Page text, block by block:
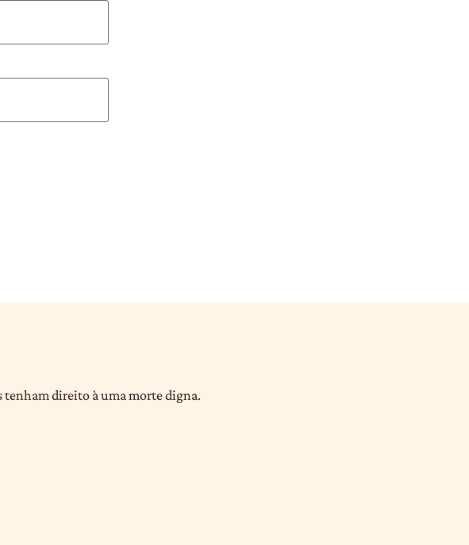
tenham direito à uma morte digna.